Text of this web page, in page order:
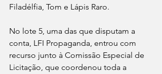
Filadélfia, Tom e Lápis Raro.
No lote 5, uma das que disputam a
conta, LFI Propaganda, entrou com
recurso junto à Comissão Especial de
Licitação, que coordenou toda a